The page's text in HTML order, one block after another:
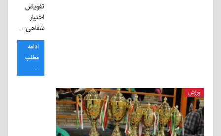
تفویض
اختیار
شفاهی…
ادامه
مطلب
...
ورزش